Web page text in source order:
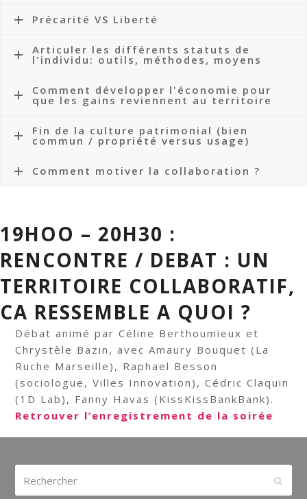
Précarité VS Liberté
Articuler les différents statuts de
l'individu: outils, méthodes, moyens
Comment développer l'économie pour
que les gains reviennent au territoire
Fin de la culture patrimonial (bien
commun / propriété versus usage)
Comment motiver la collaboration ?
19HOO – 20H30 :
RENCONTRE / DEBAT : UN
TERRITOIRE COLLABORATIF,
CA RESSEMBLE A QUOI ?
Débat animé par Céline Berthoumieux et
Chrystèle Bazin, avec Amaury Bouquet (La
Ruche Marseille), Raphael Besson
(sociologue, Villes Innovation), Cédric Claquin
(1D Lab), Fanny Havas (KissKissBankBank).
Retrouver l’enregistrement de la soirée